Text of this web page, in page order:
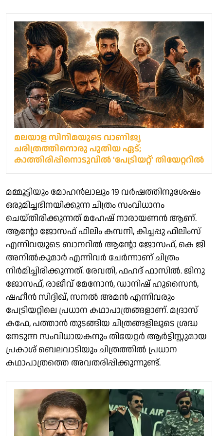
മലയാള സിനിമയുടെ വാണിജ്യ
ചരിത്രത്തിനൊരു പുതിയ ഏട്;
കാത്തിരിപ്പിനൊടുവിൽ 'പേട്രിയറ്റ്' തിയേറ്ററിൽ
മമ്മൂട്ടിയും മോഹൻലാലും 19 വർഷത്തിനുശേഷം
ഒരുമിച്ചഭിനയിക്കുന്ന ചിത്രം സംവിധാനം
ചെയ്തിരിക്കുന്നത് മഹേഷ് നാരായണൻ ആണ്.
ആന്റോ ജോസഫ് ഫിലിം കമ്പനി, കിച്ചപ്പു ഫിലിംസ്
എന്നിവയുടെ ബാനറിൽ ആന്റോ ജോസഫ്, കെ ജി
അനിൽകുമാർ എന്നിവർ ചേർന്നാണ് ചിത്രം
നിർമിച്ചിരിക്കുന്നത്. രേവതി, ഫഹദ് ഫാസിൽ. ജിനു
ജോസഫ്, രാജീവ് മേനോന്‍, ഡാനിഷ് ഹുസൈന്‍,
ഷഹീന്‍ സിദ്ദിഖ്, സനല്‍ അമന്‍ എന്നിവരും
പേട്രിയറ്റിലെ പ്രധാന കഥാപാത്രങ്ങളാണ്. മദ്രാസ്
കഫേ, പത്താന്‍ തുടങ്ങിയ ചിത്രങ്ങളിലൂടെ ശ്രദ്ധ
നേടുന്ന സംവിധായകനും തിയേറ്റർ ആര്‍ട്ടിസ്റ്റുമായ
പ്രകാശ് ബെലവാടിയും ചിത്രത്തില്‍ പ്രധാന
കഥാപാത്രത്തെ അവതരിപ്പിക്കുന്നുണ്ട്.